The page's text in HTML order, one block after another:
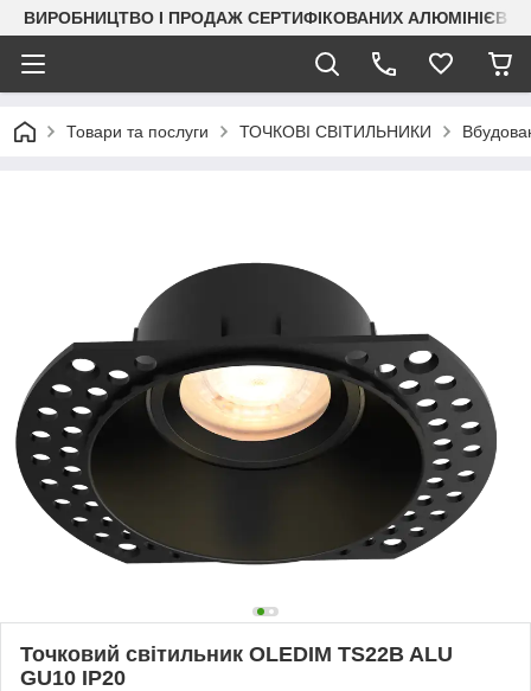
ВИРОБНИЦТВО І ПРОДАЖ СЕРТИФІКОВАНИХ
Товари та послуги ТОЧКОВІ СВІТИЛЬНИКИ
Точковий світильник OLEDIM TS22B ALU
GU10 IP20